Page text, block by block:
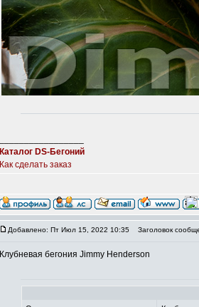
Каталог DS-Бегоний
Как сделать заказ
Добавлено: Пт Июл 15, 2022 10:35 Заголовок
Клубневая бегония Jimmy Henderson